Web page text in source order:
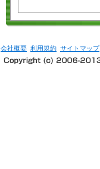
会社概要 利用規約 サイトマップ